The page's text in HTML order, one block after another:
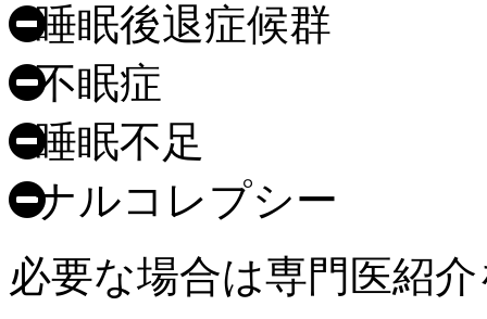
睡眠後退症候群
不眠症
睡眠不足
ナルコレプシー
必要な場合は専門医紹介